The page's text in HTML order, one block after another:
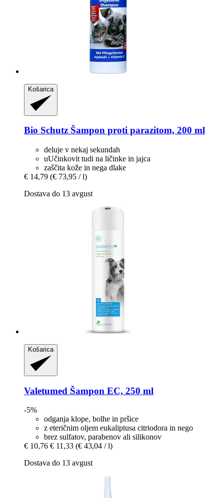
Košarica
Bio Schutz Šampon proti parazitom, 200 ml
deluje v nekaj sekundah
uUčinkovit tudi na ličinke in jajca
zaščita kože in nega dlake
€ 14,79 (€ 73,95 / l)
Dostava do 13 avgust
Košarica
Valetumed Šampon EC, 250 ml
-5%
odganja klope, bolhe in pršice
z eteričnim oljem eukaliptusa citriodora in nego
brez sulfatov, parabenov ali silikonov
€ 10,76 € 11,33 (€ 43,04 / l)
Dostava do 13 avgust